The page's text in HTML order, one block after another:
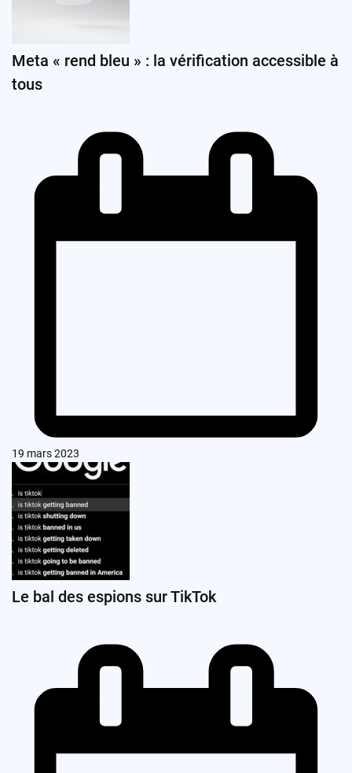
Meta « rend bleu » : la vérification accessible à
tous
19 mars 2023
Le bal des espions sur TikTok